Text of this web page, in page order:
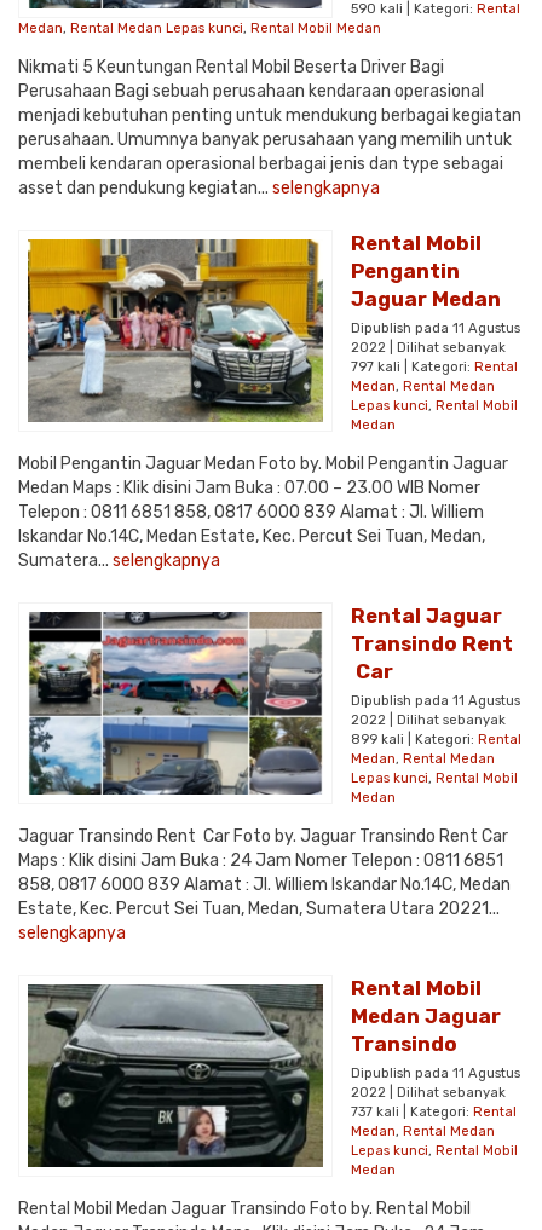
590 kali | Kategori: Rental
Medan, Rental Medan Lepas kunci, Rental Mobil Medan
Nikmati 5 Keuntungan Rental Mobil Beserta Driver Bagi
Perusahaan Bagi sebuah perusahaan kendaraan operasional
menjadi kebutuhan penting untuk mendukung berbagai kegiatan
perusahaan. Umumnya banyak perusahaan yang memilih untuk
membeli kendaran operasional berbagai jenis dan type sebagai
asset dan pendukung kegiatan... selengkapnya
Rental Mobil
Pengantin
Jaguar Medan
Dipublish pada 11 Agustus
2022 | Dilihat sebanyak
797 kali | Kategori: Rental
Medan, Rental Medan
Lepas kunci, Rental Mobil
Medan
Mobil Pengantin Jaguar Medan Foto by. Mobil Pengantin Jaguar
Medan Maps : Klik disini Jam Buka : 07.00 – 23.00 WIB Nomer
Telepon : 0811 6851 858, 0817 6000 839 Alamat : Jl. Williem
Iskandar No.14C, Medan Estate, Kec. Percut Sei Tuan, Medan,
Sumatera... selengkapnya
Rental Jaguar
Transindo Rent
Car
Dipublish pada 11 Agustus
2022 | Dilihat sebanyak
899 kali | Kategori: Rental
Medan, Rental Medan
Lepas kunci, Rental Mobil
Medan
Jaguar Transindo Rent Car Foto by. Jaguar Transindo Rent Car
Maps : Klik disini Jam Buka : 24 Jam Nomer Telepon : 0811 6851
858, 0817 6000 839 Alamat : Jl. Williem Iskandar No.14C, Medan
Estate, Kec. Percut Sei Tuan, Medan, Sumatera Utara 20221...
selengkapnya
Rental Mobil
Medan Jaguar
Transindo
Dipublish pada 11 Agustus
2022 | Dilihat sebanyak
737 kali | Kategori: Rental
Medan, Rental Medan
Lepas kunci, Rental Mobil
Medan
Rental Mobil Medan Jaguar Transindo Foto by. Rental Mobil